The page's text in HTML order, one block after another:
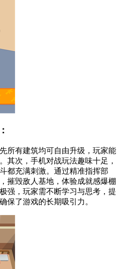
所有建筑均可自由升级，玩家能
其次，手机对战玩法趣味十足，
都充满刺激。通过精准指挥部
摧毁敌人基地，体验成就感爆棚
强，玩家需不断学习与思考，提
保了游戏的长期吸引力。